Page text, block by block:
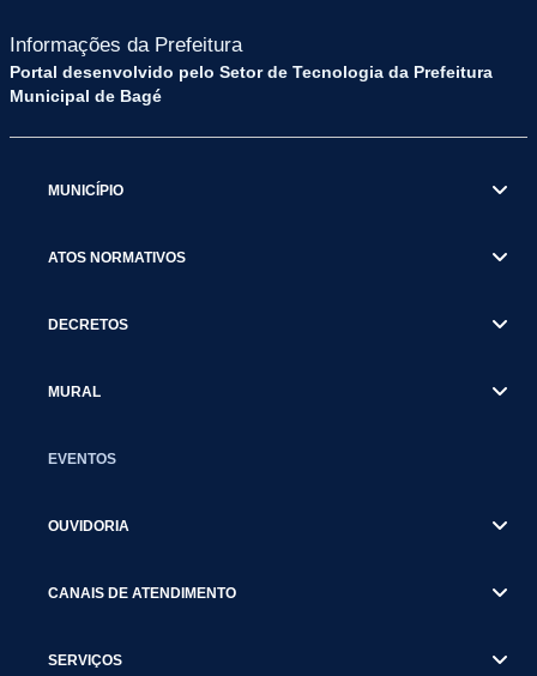
Informações da Prefeitura
Portal desenvolvido pelo Setor de Tecnologia da Prefeitura
Municipal de Bagé
MUNICÍPIO
ATOS NORMATIVOS
DECRETOS
MURAL
EVENTOS
OUVIDORIA
CANAIS DE ATENDIMENTO
SERVIÇOS